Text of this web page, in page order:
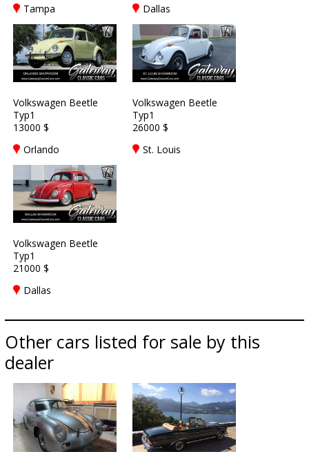
Tampa Dallas
Volkswagen Beetle
Typ1
13000 $
Orlando
Volkswagen Beetle
Typ1
26000 $
St. Louis
Volkswagen Beetle
Typ1
21000 $
Dallas
Other cars listed for sale by this
dealer